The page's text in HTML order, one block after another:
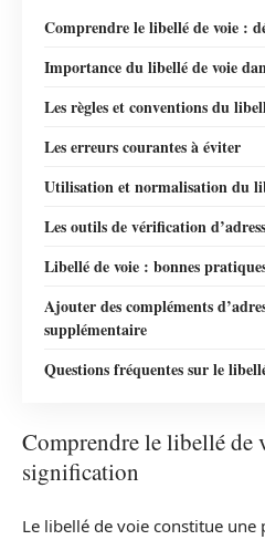
Comprendre le libellé de voie :
Importance du libellé de voie
Les règles et conventions du
Les erreurs courantes à éviter
Utilisation et normalisation du
Les outils de vérification
Libellé de voie : bonnes
Ajouter des compléments
supplémentaire
Questions fréquentes sur le
Comprendre le libellé de
signification
Le libellé de voie constitue